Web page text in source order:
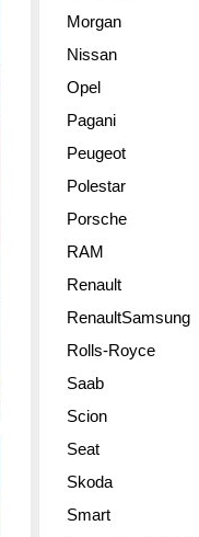
Morgan
Nissan
Opel
Pagani
Peugeot
Polestar
Porsche
RAM
Renault
RenaultSamsung
Rolls-Royce
Saab
Scion
Seat
Skoda
Smart